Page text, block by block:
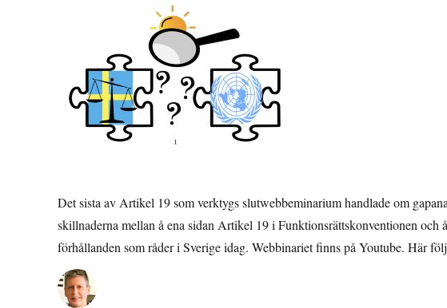
Det sista av Artikel 19 som verktygs slutwebbeminarium handlade om
skillnaderna mellan å ena sidan Artikel 19 i Funktionsrättskonventionen och
förhållanden som råder i Sverige idag. Webbinariet finns på Youtube. Här